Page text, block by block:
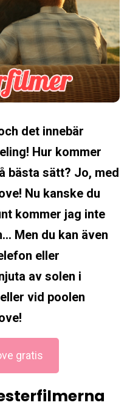
det innebär
Hur kommer
bästa sätt? Jo, med
Nu kanske du
kommer jag inte
Men du kan även
eller
av solen i
vid poolen
gratis